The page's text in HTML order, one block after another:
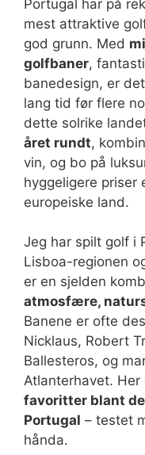
Portugal har på
mest attraktive
god grunn. Med
golfbaner,
banedesign, er
lang tid før flere
dette solrike
året rundt,
vin, og bo på
hyggeligere priser
europeiske land.
Jeg har spilt golf i
Lisboa-regionen
er en sjelden
atmosfære,
Banene er ofte
Nicklaus, Robert
Ballesteros, og
Atlanterhavet. Her
favoritter blant
Portugal – testet
hånda.